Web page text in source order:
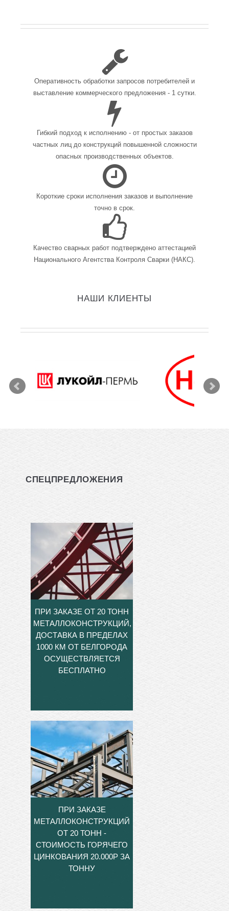
Оперативность обработки запросов потребителей и
выставление коммерческого предложения - 1 сутки.
Гибкий подход к исполнению - от простых заказов
частных лиц до конструкций повышенной сложности
опасных производственных объектов.
Короткие сроки исполнения заказов и выполнение
точно в срок.
Качество сварных работ подтверждено аттестацией
Национального Агентства Контроля Сварки (НАКС).
НАШИ КЛИЕНТЫ
СПЕЦПРЕДЛОЖЕНИЯ
ПРИ ЗАКАЗЕ ОТ 20 ТОНН
МЕТАЛЛОКОНСТРУКЦИЙ,
ДОСТАВКА В ПРЕДЕЛАХ
1000 КМ ОТ БЕЛГОРОДА
ОСУЩЕСТВЛЯЕТСЯ
БЕСПЛАТНО
ПРИ ЗАКАЗЕ
МЕТАЛЛОКОНСТРУКЦИЙ
ОТ 20 ТОНН -
СТОИМОСТЬ ГОРЯЧЕГО
ЦИНКОВАНИЯ 20.000Р ЗА
ТОННУ